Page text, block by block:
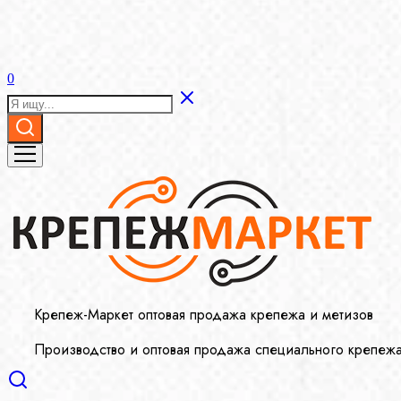
0
Крепеж-Маркет оптовая продажа крепежа и метизов
Производство и оптовая продажа специального